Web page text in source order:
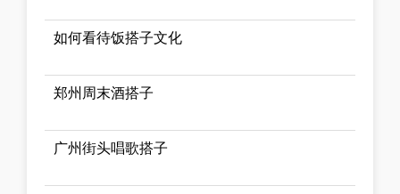
如何看待饭搭子文化
郑州周末酒搭子
广州街头唱歌搭子